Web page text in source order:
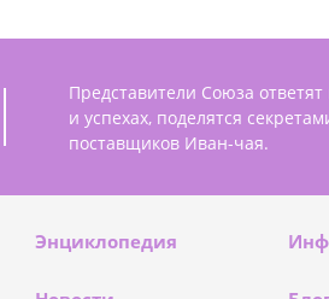
Представители Союза
и успехах, поделятся
поставщиков Иван-чая.
Энциклопедия